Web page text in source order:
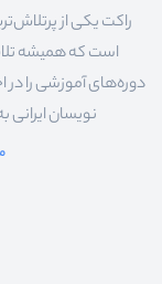
راکت یکی از
است که همیشه
دوره‌های آموزشی را در
نویسان